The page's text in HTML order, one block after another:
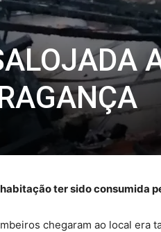
ter sido consumida
chegaram ao local era